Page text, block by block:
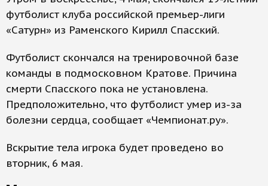
футболист клуба российской премьер-лиги
«Сатурн» из Раменского Кирилл Спасский.
Футболист скончался на тренировочной базе
команды в подмосковном Кратове. Причина
смерти Спасского пока не установлена.
Предположительно, что футболист умер из-за
болезни сердца, сообщает «Чемпионат.ру».
Вскрытие тела игрока будет проведено во
вторник, 6 мая.